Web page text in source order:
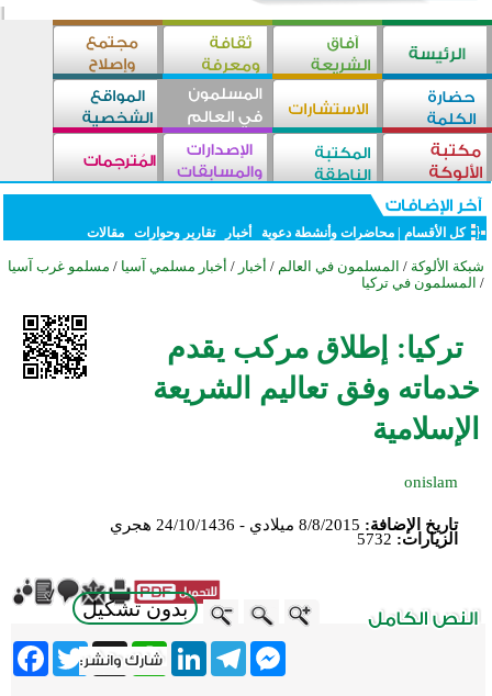
كل الأقسام |محاضرات وأنشطة دعوية أخبار تقارير وحوارات مقالات
شبكة الألوكة / المسلمون في العالم / أخبار / أخبار مسلمي آسيا / مسلمو غرب آسيا
/ المسلمون في تركيا
تركيا: إطلاق مركب يقدم
خدماته وفق تعاليم الشريعة
الإسلامية
onislam
تاريخ الإضافة: 8/8/2015 ميلادي - 24/10/1436 هجري
الزيارات: 5732
بدون تشكيل
Twitter X
WhatsApp
LinkedInTelegram
Messenger